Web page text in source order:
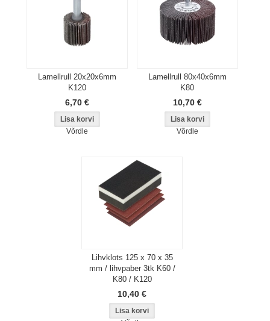
Lamellrull 20x20x6mm
K120
6,70 €
Võrdle
Lamellrull 80x40x6mm
K80
10,70 €
Võrdle
Lihvklots 125 x 70 x 35
mm / lihvpaber 3tk K60 /
K80 / K120
10,40 €